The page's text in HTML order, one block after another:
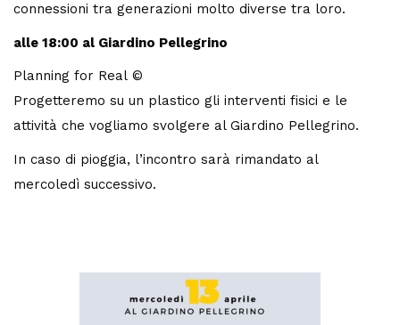
connessioni tra generazioni molto diverse tra loro.
alle 18:00 al Giardino Pellegrino
Planning for Real ©
Progetteremo su un plastico gli interventi fisici e le
attività che vogliamo svolgere al Giardino Pellegrino.
In caso di pioggia, l’incontro sarà rimandato al
mercoledì successivo.